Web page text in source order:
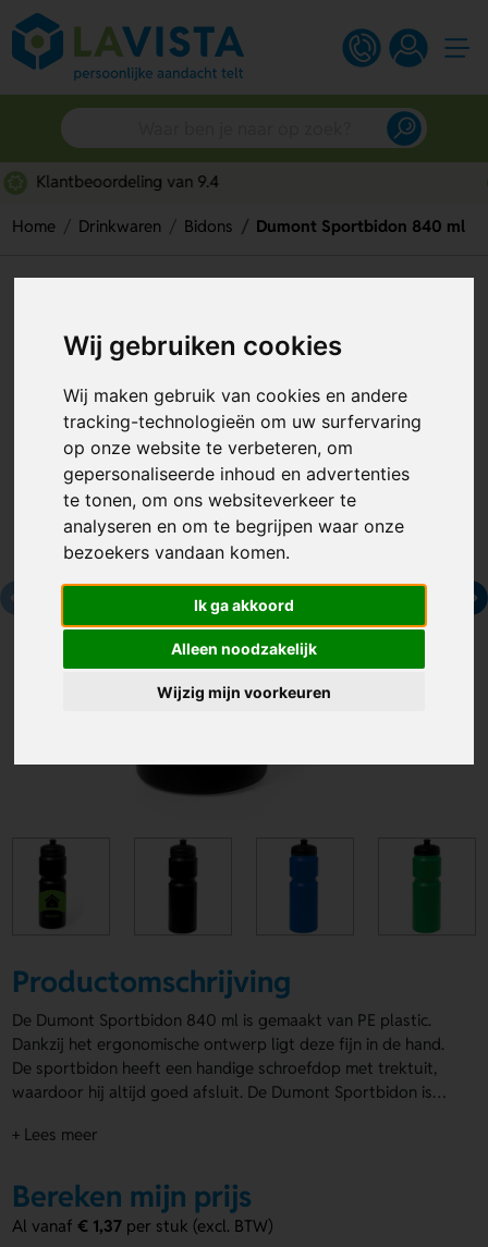
Wij gebruiken cookies
Wij maken gebruik van cookies en andere
tracking-technologieën om uw surfervaring
op onze website te verbeteren, om
gepersonaliseerde inhoud en advertenties
te tonen, om ons websiteverkeer te
analyseren en om te begrijpen waar onze
bezoekers vandaan komen.
Ik ga akkoord
Alleen noodzakelijk
Wijzig mijn voorkeuren
Snelle persoonlijke service
Home Drinkwaren Bidons Dumont Sportbidon 840 ml
Artikelnummer:318946
Productomschrijving
De Dumont Sportbidon 840 ml is gemaakt van PE plastic.
Dankzij het ergonomische ontwerp ligt deze fijn in de hand.
De sportbidon heeft een handige schroefdop met trektuit,
waardoor hij altijd goed afsluit. De Dumont Sportbidon is
rood. Je kan het onderste deel van de
sportevenementen, beurzen of als relatiegeschenk. Maak
indruk en zorg voor zichtbaarheid met deze opvallende
drinkfles!
+ Lees meer
Bereken mijn prijs
Al vanaf€ 1,37 per stuk (excl. BTW)